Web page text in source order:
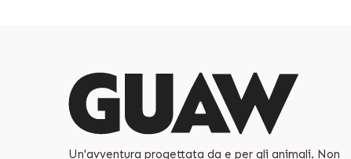
Un'avventura progettata da e per gli animali. Non